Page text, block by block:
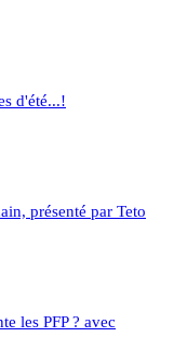
d'été...!
présenté par Teto
les PFP ? avec